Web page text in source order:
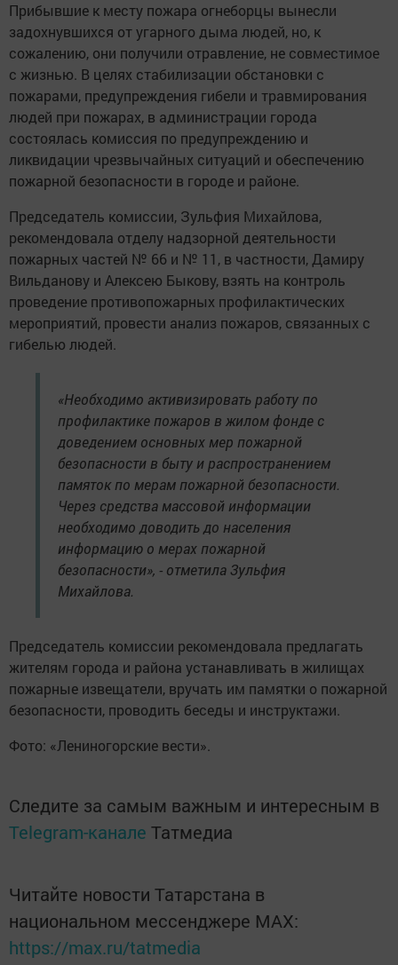
Прибывшие к месту пожара огнеборцы вынесли
задохнувшихся от угарного дыма людей, но, к
сожалению, они получили отравление, не совместимое
с жизнью. В целях стабилизации обстановки с
пожарами, предупреждения гибели и травмирования
людей при пожарах, в администрации города
состоялась комиссия по предупреждению и
ликвидации чрезвычайных ситуаций и обеспечению
пожарной безопасности в городе и районе.
Председатель комиссии, Зульфия Михайлова,
рекомендовала отделу надзорной деятельности
пожарных частей № 66 и № 11, в частности, Дамиру
Вильданову и Алексею Быкову, взять на контроль
проведение противопожарных профилактических
мероприятий, провести анализ пожаров, связанных с
гибелью людей.
«Необходимо активизировать работу по
профилактике пожаров в жилом фонде с
доведением основных мер пожарной
безопасности в быту и распространением
памяток по мерам пожарной безопасности.
Через средства массовой информации
необходимо доводить до населения
информацию о мерах пожарной
безопасности», - отметила Зульфия
Михайлова.
Председатель комиссии рекомендовала предлагать
жителям города и района устанавливать в жилищах
пожарные извещатели, вручать им памятки о пожарной
безопасности, проводить беседы и инструктажи.
Фото: «Лениногорские вести».
Следите за самым важным и интересным в
Telegram-канале Татмедиа
Читайте новости Татарстана в
национальном мессенджере MАХ:
https://max.ru/tatmedia